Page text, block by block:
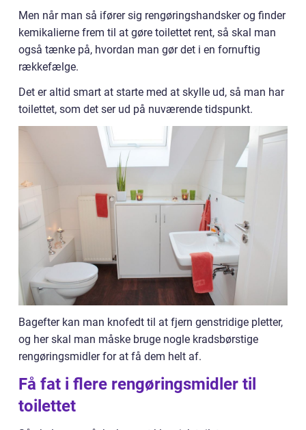
Men når man så ifører sig rengøringshandsker og finder
kemikalierne frem til at gøre toilettet rent, så skal man
også tænke på, hvordan man gør det i en fornuftig
rækkefælge.
Det er altid smart at starte med at skylle ud, så man har
toilettet, som det ser ud på nuværende tidspunkt.
Bagefter kan man knofedt til at fjern genstridige pletter,
og her skal man måske bruge nogle kradsbørstige
rengøringsmidler for at få dem helt af.
Få fat i flere rengøringsmidler til
toilettet